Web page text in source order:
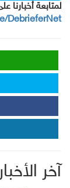
لمتابعة أخبارنا
DebrieferNet
آخر الأخبار